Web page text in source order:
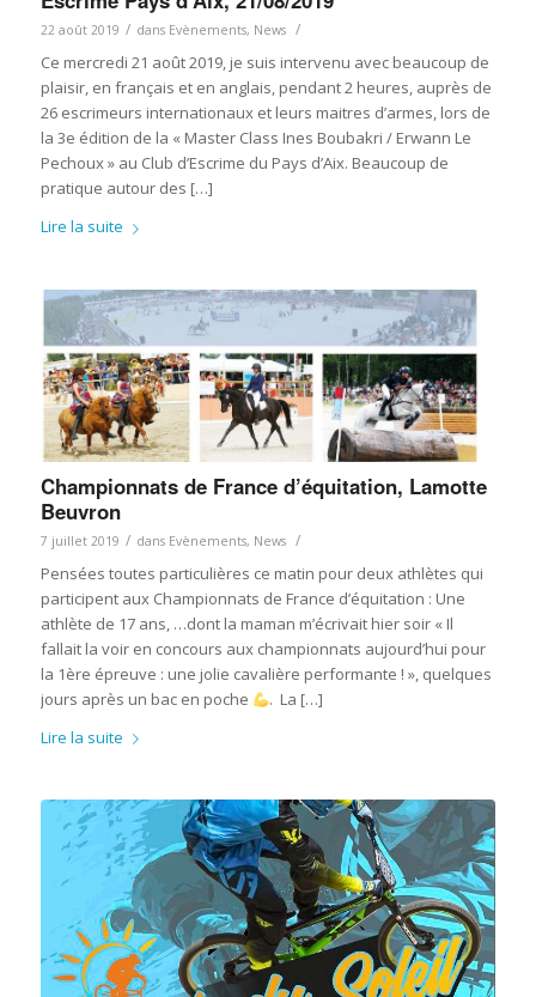
22 août 2019 / dans Evènements, News /
Ce mercredi 21 août 2019, je suis intervenu avec beaucoup de
plaisir, en français et en anglais, pendant 2 heures, auprès de
26 escrimeurs internationaux et leurs maitres d’armes, lors de
la 3e édition de la « Master Class Ines Boubakri / Erwann Le
Pechoux » au Club d’Escrime du Pays d’Aix. Beaucoup de
pratique autour des […]
Lire la suite
Championnats de France d’équitation, Lamotte
Beuvron
7 juillet 2019 / dans Evènements, News /
Pensées toutes particulières ce matin pour deux athlètes qui
participent aux Championnats de France d’équitation : Une
athlète de 17 ans, …dont la maman m’écrivait hier soir « Il
fallait la voir en concours aux championnats aujourd’hui pour
la 1ère épreuve : une jolie cavalière performante ! », quelques
jours après un bac en poche
. La […]
Lire la suite